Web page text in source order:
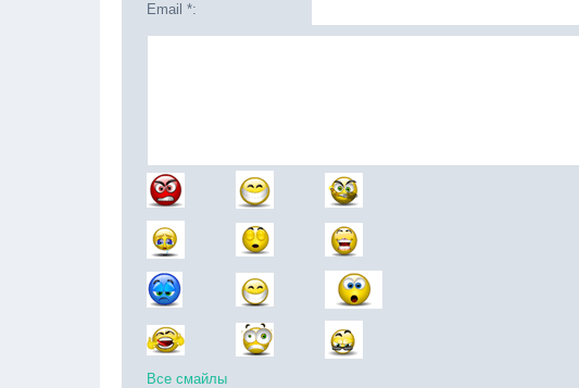
Email *:
Все смайлы